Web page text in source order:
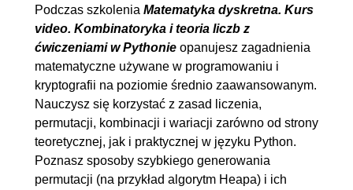
własności
2.8. NWD i NWW
00:08:11
2.9. NWD i NWW w zadaniach
00:13:55
2.10. Liczby względnie
pierwsze
00:06:37
2.11. Wstęp do kongruencji
00:08:42
2.12. Arytmetyka kongruencji
00:05:06
2.13. Przykłady zadań z
00:11:34
Podczas szkolenia Matematyka dyskretna. Kurs
video. Kombinatoryka i teoria liczb z
ćwiczeniami w Pythonie opanujesz zagadnienia
matematyczne używane w programowaniu i
kryptografii na poziomie średnio zaawansowanym.
Nauczysz się korzystać z zasad liczenia,
permutacji, kombinacji i wariacji zarówno od strony
teoretycznej, jak i praktycznej w języku Python.
Poznasz sposoby szybkiego generowania
permutacji (na przykład algorytm Heapa) i ich